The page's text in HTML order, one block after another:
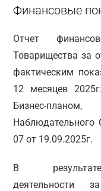
Финансовые
Отчет
Товарищества за
фактическим
12 месяцев
Бизнес-
07 от 19.09.2025г.
В результате
деятельности